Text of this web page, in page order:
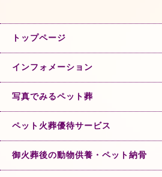
トップページ
インフォメーション
写真でみるペット葬
ペット火葬優待サービス
御火葬後の動物供養・ペット納骨